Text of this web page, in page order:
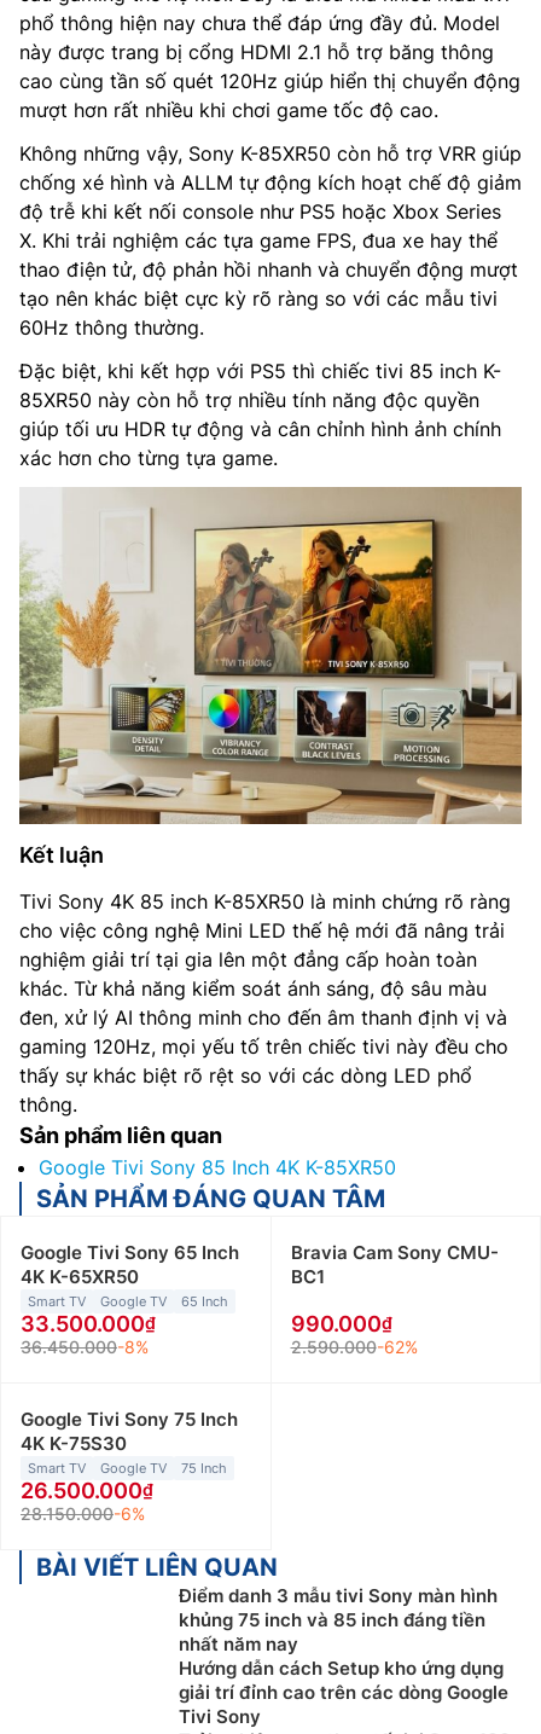
phổ thông hiện nay chưa thể đáp ứng đầy đủ. Model
này được trang bị cổng HDMI 2.1 hỗ trợ băng thông
cao cùng tần số quét 120Hz giúp hiển thị chuyển động
mượt hơn rất nhiều khi chơi game tốc độ cao.
Không những vậy, Sony K-85XR50 còn hỗ trợ VRR giúp
chống xé hình và ALLM tự động kích hoạt chế độ giảm
độ trễ khi kết nối console như PS5 hoặc Xbox Series
X. Khi trải nghiệm các tựa game FPS, đua xe hay thể
thao điện tử, độ phản hồi nhanh và chuyển động mượt
tạo nên khác biệt cực kỳ rõ ràng so với các mẫu tivi
60Hz thông thường.
Đặc biệt, khi kết hợp với PS5 thì chiếc tivi 85 inch K-
85XR50 này còn hỗ trợ nhiều tính năng độc quyền
giúp tối ưu HDR tự động và cân chỉnh hình ảnh chính
xác hơn cho từng tựa game.
Kết luận
Tivi Sony 4K 85 inch K-85XR50 là minh chứng rõ ràng
cho việc công nghệ Mini LED thế hệ mới đã nâng trải
nghiệm giải trí tại gia lên một đẳng cấp hoàn toàn
khác. Từ khả năng kiểm soát ánh sáng, độ sâu màu
đen, xử lý AI thông minh cho đến âm thanh định vị và
gaming 120Hz, mọi yếu tố trên chiếc tivi này đều cho
thấy sự khác biệt rõ rệt so với các dòng LED phổ
thông.
Sản phẩm liên quan
Google Tivi Sony 85 Inch 4K K-85XR50
SẢN PHẨM ĐÁNG QUAN TÂM
Google Tivi Sony 65 Inch
4K K-65XR50
Smart TV Google TV 65 Inch
33.500.000
36.450.000-8%
Bravia Cam Sony CMU-
BC1
990.000
2.590.000-62%
Google Tivi Sony 75 Inch
4K K-75S30
Smart TV Google TV 75 Inch
26.500.000
28.150.000-6%
BÀI VIẾT LIÊN QUAN
Điểm danh 3 mẫu tivi Sony màn hình
khủng 75 inch và 85 inch đáng tiền
nhất năm nay
Hướng dẫn cách Setup kho ứng dụng
giải trí đỉnh cao trên các dòng Google
Tivi Sony